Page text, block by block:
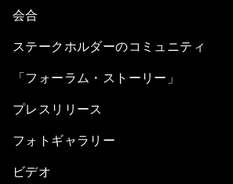
会合
ステークホルダーのコミュニティ
「フォーラム・ストーリー」
プレスリリース
フォトギャラリー
ビデオ